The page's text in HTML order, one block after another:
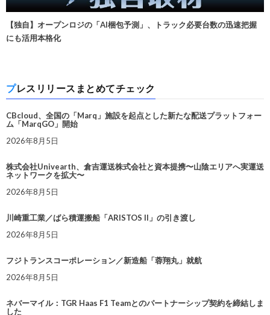
【独自】オープンロジの「AI梱包予測」、トラック必要台数の迅速把握
にも活用本格化
プレスリリースまとめてチェック
CBcloud、全国の「Marq」施設を起点とした新たな配送プラットフォー
ム「MarqGO」開始
2026年8月5日
株式会社Univearth、倉吉運送株式会社と資本提携〜山陰エリアへ実運送
ネットワークを拡大〜
2026年8月5日
川崎重工業／ばら積運搬船「ARISTOS II」の引き渡し
2026年8月5日
フジトランスコーポレーション／新造船「蓉翔丸」就航
2026年8月5日
ネバーマイル：TGR Haas F1 Teamとのパートナーシップ契約を締結しま
した